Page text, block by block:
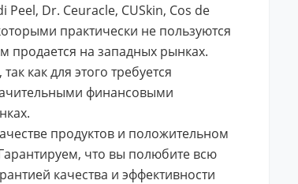
Dr. Ceuracle, CUSkin, Cos de
практически не пользуются
продается на западных рынках.
как для этого требуется
финансовыми
продуктов и положительном
что вы полюбите всю
качества и эффективности